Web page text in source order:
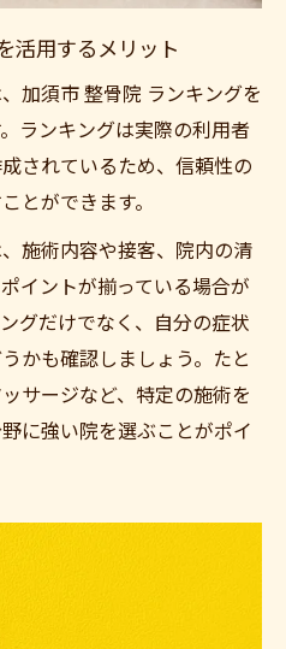
活用するメリット
加須市 整骨院 ランキングを
ランキングは実際の利用者
されているため、信頼性の
とができます。
施術内容や接客、院内の清
イントが揃っている場合が
グだけでなく、自分の症状
かも確認しましょう。たと
サージなど、特定の施術を
に強い院を選ぶことがポイ